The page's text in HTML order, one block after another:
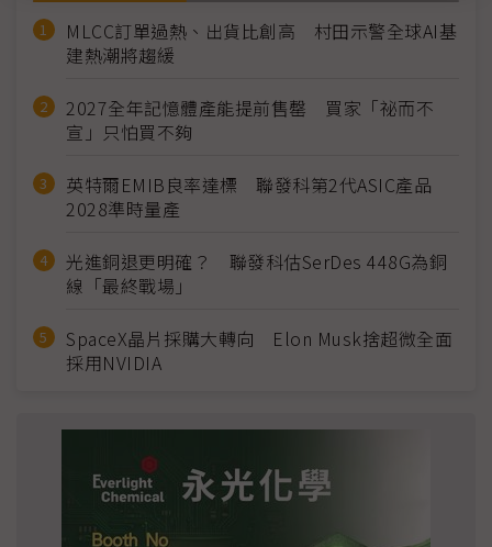
MLCC訂單過熱、出貨比創高 村田示警全球AI基
建熱潮將趨緩
2027全年記憶體產能提前售罄 買家「祕而不
宣」只怕買不夠
英特爾EMIB良率達標 聯發科第2代ASIC產品
2028準時量產
光進銅退更明確？ 聯發科估SerDes 448G為銅
線「最終戰場」
SpaceX晶片採購大轉向 Elon Musk捨超微全面
採用NVIDIA